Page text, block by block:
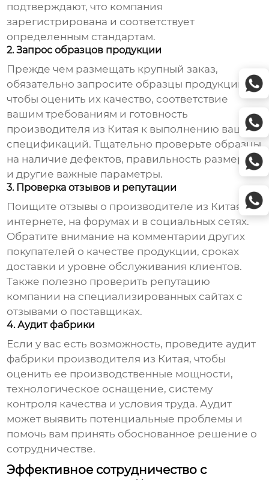
подтверждают, что компания
зарегистрирована и соответствует
определенным стандартам.
2. Запрос образцов продукции
Прежде чем размещать крупный заказ,
обязательно запросите образцы продукции,
чтобы оценить их качество, соответствие
вашим требованиям и готовность
производителя из Китая к выполнению ваших
спецификаций. Тщательно проверьте образцы
на наличие дефектов, правильность размеров
и другие важные параметры.
3. Проверка отзывов и репутации
Поищите отзывы о производителе из Китая в
интернете, на форумах и в социальных сетях.
Обратите внимание на комментарии других
покупателей о качестве продукции, сроках
доставки и уровне обслуживания клиентов.
Также полезно проверить репутацию
компании на специализированных сайтах с
отзывами о поставщиках.
4. Аудит фабрики
Если у вас есть возможность, проведите аудит
фабрики производителя из Китая, чтобы
оценить ее производственные мощности,
технологическое оснащение, систему
контроля качества и условия труда. Аудит
может выявить потенциальные проблемы и
помочь вам принять обоснованное решение о
сотрудничестве.
Эффективное сотрудничество с